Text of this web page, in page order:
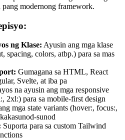
modernong framework.
ng Klase: Ayusin ang mga klase
spacing, colors, atbp.) para sa mas
Gumagana sa HTML, React
Svelte, at iba pa
na ayusin ang mga responsive
2xl:) para sa mobile-first design
mga state variants (hover:, focus:,
sunod
Suporta para sa custom Tailwind